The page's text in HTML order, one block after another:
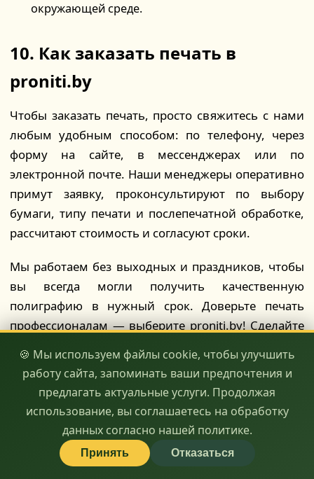
окружающей среде.
10. Как заказать печать в
proniti.by
Чтобы заказать печать, просто свяжитесь с нами
любым удобным способом: по телефону, через
форму на сайте, в мессенджерах или по
электронной почте. Наши менеджеры оперативно
примут заявку, проконсультируют по выбору
бумаги, типу печати и послепечатной обработке,
рассчитают стоимость и согласуют сроки.
Мы работаем без выходных и праздников, чтобы
вы всегда могли получить качественную
полиграфию в нужный срок. Доверьте печать
профессионалам — выберите proniti.by! Сделайте
нами. Ваша реклама — наше вдохновение!
🖨️ качество ⏱️ скорость 💰 доступность
🍪 Мы используем файлы cookie, чтобы улучшить
работу сайта, запоминать ваши предпочтения и
предлагать актуальные услуги. Продолжая
использование, вы соглашаетесь на обработку
данных согласно нашей политике.
Принять Отказаться